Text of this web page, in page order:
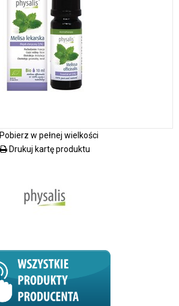
Pobierz w pełnej wielkości
Drukuj kartę produktu